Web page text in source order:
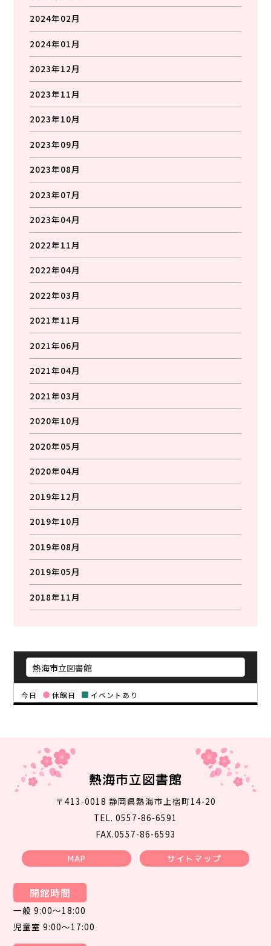
今日 休館日 イベントあり
2024年02月
2024年01月
2023年12月
2023年11月
2023年10月
2023年09月
2023年08月
2023年07月
2023年04月
2022年11月
2022年04月
2022年03月
2021年11月
2021年06月
2021年04月
2021年03月
2020年10月
2020年05月
2020年04月
2019年12月
2019年10月
2019年08月
2019年05月
2018年11月
熱海市立図書館
〒413-0018 静岡県熱海市上宿町14-20
TEL. 0557-86-6591
FAX.0557-86-6593
MAP サイトマップ
開館時間
一般 9:00～18:00
児童室 9:00～17:00